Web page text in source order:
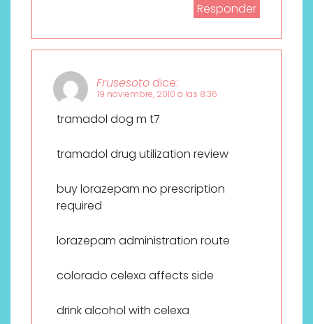
Responder
Frusesoto dice:
19 noviembre, 2010 a las 8:36
tramadol dog m t7
tramadol drug utilization review
buy lorazepam no prescription
required
lorazepam administration route
colorado celexa affects side
drink alcohol with celexa